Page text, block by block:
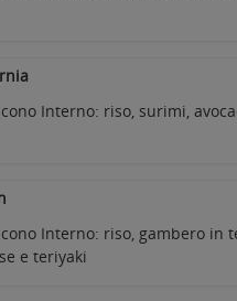
Interno: riso, surimi,
Interno: riso, gambero in
e teriyaki